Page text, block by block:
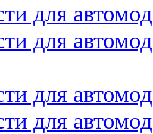
для
для
для
для